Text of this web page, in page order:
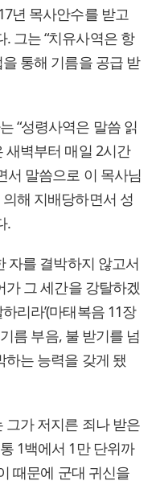
년 목사안수를 받고
그는 “치유사역은 항
통해 기름을 공급 받
“성령사역은 말씀 읽
새벽부터 매일 2시간
서 말씀으로 이 목사님
해 지배당하면서 성
.
자를 결박하지 않고서
가 그 세간을 강탈하겠
리라’(마태복음 11장
름 부음, 불 받기를 넘
하는 능력을 갖게 됐
그가 저지른 죄나 받은
1백에서 1만 단위까
때문에 군대 귀신을